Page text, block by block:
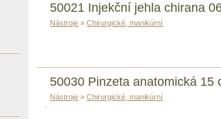
50021 Injekční jehla chirana
Nástroje »Chirurgické, manikúrní
50030 Pinzeta anatomická 15
Nástroje »Chirurgické, manikúrní